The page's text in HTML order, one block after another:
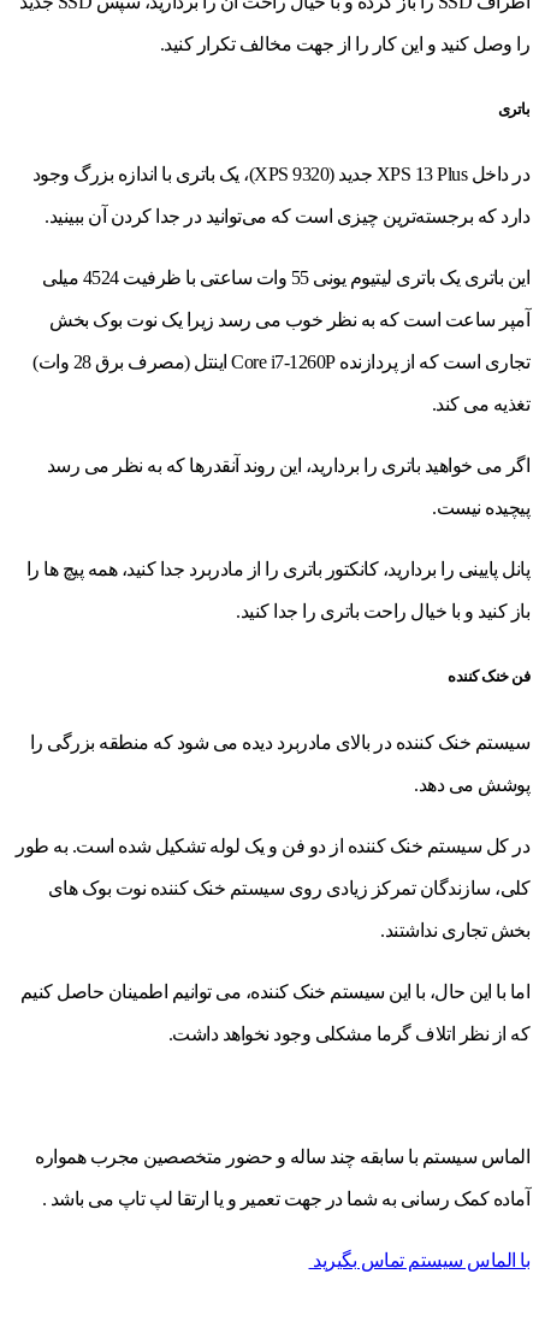
را وصل کنید و این کار را از جهت مخالف تکرار کنید.
باتری
در داخل XPS 13 Plus جدید (XPS 9320)، یک باتری با اندازه بزرگ وجود
دارد که برجسته‌ترین چیزی است که می‌توانید در جدا کردن آن ببینید.
این باتری یک باتری لیتیوم یونی 55 وات ساعتی با ظرفیت 4524 میلی
آمپر ساعت است که به نظر خوب می رسد زیرا یک نوت بوک بخش
تجاری است که از پردازنده Core i7-1260P اینتل (مصرف برق 28 وات)
تغذیه می کند.
اگر می خواهید باتری را بردارید، این روند آنقدرها که به نظر می رسد
پیچیده نیست.
پانل پایینی را بردارید، کانکتور باتری را از مادربرد جدا کنید، همه پیچ ها را
باز کنید و با خیال راحت باتری را جدا کنید.
فن خنک کننده
سیستم خنک کننده در بالای مادربرد دیده می شود که منطقه بزرگی را
پوشش می دهد.
در کل سیستم خنک کننده از دو فن و یک لوله تشکیل شده است. به طور
کلی، سازندگان تمرکز زیادی روی سیستم خنک کننده نوت بوک های
بخش تجاری نداشتند.
اما با این حال، با این سیستم خنک کننده، می توانیم اطمینان حاصل کنیم
که از نظر اتلاف گرما مشکلی وجود نخواهد داشت.
الماس سیستم با سابقه چند ساله و حضور متخصصین مجرب همواره
آماده کمک رسانی به شما در جهت تعمیر و یا ارتقا لپ تاپ می باشد .
با الماس سیستم تماس بگیرید